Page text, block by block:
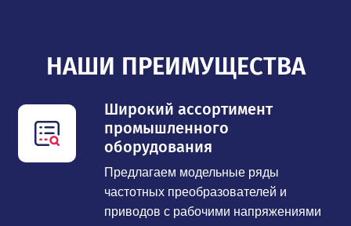
НАШИ ПРЕИМУЩЕСТВА
Широкий ассортимент
промышленного
оборудования
Предлагаем модельные ряды
частотных преобразователей и
приводов с рабочими напряжениями